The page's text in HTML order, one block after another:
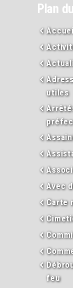
Plan
utiles
Avec
Carte
feu